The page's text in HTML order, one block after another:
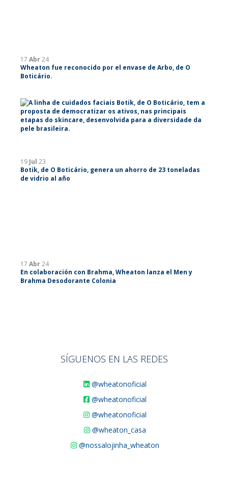
17 Abr24
Wheaton fue reconocido por el envase de Arbo, de O
Boticário.
19 Jul 23
Botik, de O Boticário, genera un ahorro de 23 toneladas
de vidrio al año
17 Abr24
En colaboración con Brahma, Wheaton lanza el Men y
Brahma Desodorante Colonia
SÍGUENOS EN LAS REDES
@wheatonoficial
@wheatonoficial
@wheatonoficial
@wheaton_casa
@nossalojinha_wheaton